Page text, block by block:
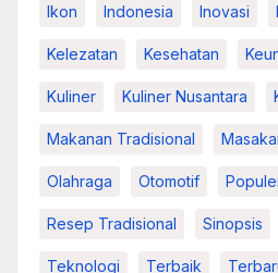
Ikon Indonesia Inovasi
Kelezatan Kesehatan
Kuliner Kuliner Nusantara
Makanan Tradisional
Olahraga Otomotif
Resep Tradisional Sinopsis
Teknologi Terbaik